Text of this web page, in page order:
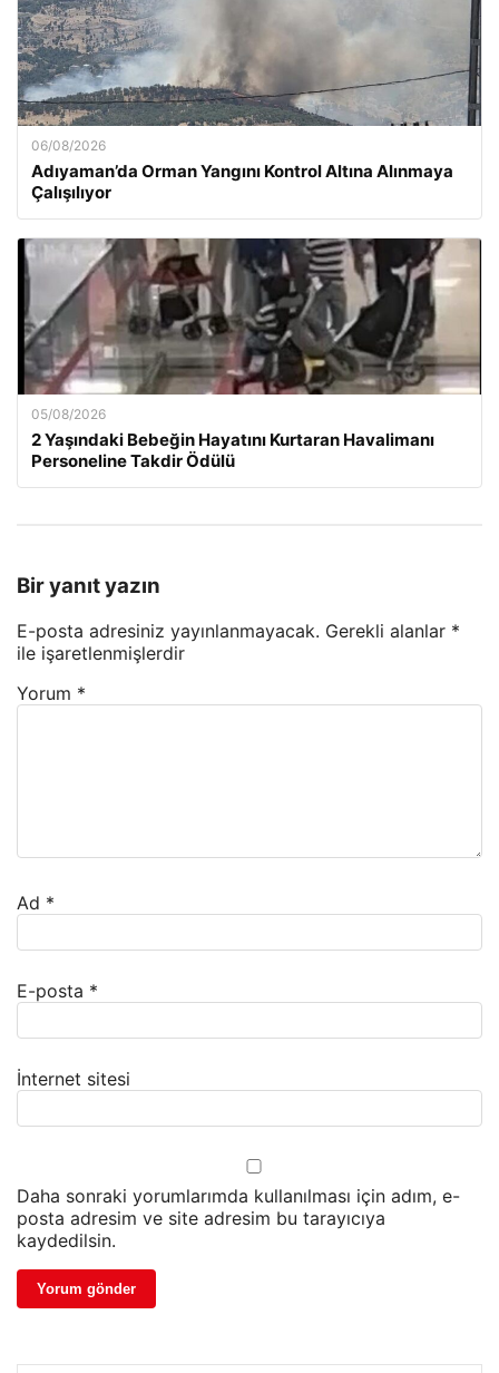
06/08/2026
Adıyaman’da Orman Yangını Kontrol Altına Alınmaya
Çalışılıyor
05/08/2026
2 Yaşındaki Bebeğin Hayatını Kurtaran Havalimanı
Personeline Takdir Ödülü
Bir yanıt yazın
E-posta adresiniz yayınlanmayacak. Gerekli alanlar *
ile işaretlenmişlerdir
Yorum *
Ad *
E-posta *
İnternet sitesi
Daha sonraki yorumlarımda kullanılması için adım, e-
posta adresim ve site adresim bu tarayıcıya
kaydedilsin.